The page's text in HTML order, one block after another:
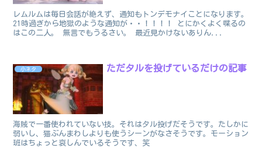
レムルムは毎日会話が絶えず、通知もトンデモナイことになります。
21時過ぎから地獄のような通知が・・！！！！ とにかくよく喋るの
はこの二人。 無言でもうるさい。 最近見かけないありん...
小ネタ ただタルを投げているだけの記事
海賊で一番使われていない技。それはタル投げだそうです。たしかに
弱いし、猫ぶんまわしよりも使うシーンがなさそうです。モーション
班はちょっと哀しんでいるそうです、笑